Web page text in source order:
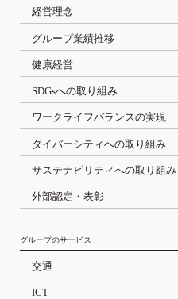
経営理念
グループ業績推移
健康経営
SDGsへの取り組み
ワークライフバランスの実現
ダイバーシティへの取り組み
サステナビリティへの取り組み
外部認定・表彰
グループのサービス
交通
ICT